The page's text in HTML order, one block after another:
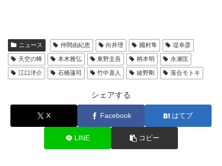
ニュース 仲間由紀恵 向井理 國村隼
堤幸彦
天空の蜂
本木雅弘 東野圭吾 柄本明
永瀬匡
江口洋介
石橋蓮司 竹中直人 綾野剛 落合モトキ
シェアする
X Facebook はてブ
LINE コピー